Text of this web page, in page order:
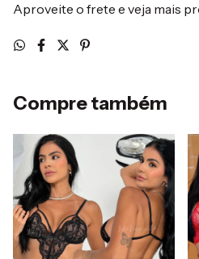
Aproveite o frete e veja mais
Compre também